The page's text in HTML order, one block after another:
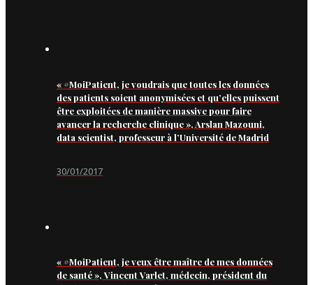
« #MoiPatient, je voudrais que toutes les données
des patients soient anonymisées et qu’elles puissent
être exploitées de manière massive pour faire
avancer la recherche clinique », Arslan Mazouni,
data scientist, professeur à l’Université de Madrid
30/01/2017
« #MoiPatient, je veux être maître de mes données
de santé », Vincent Varlet, médecin, président du